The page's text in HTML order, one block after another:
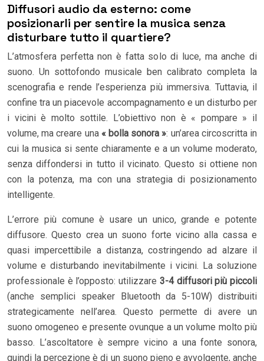
Diffusori audio da esterno: come
posizionarli per sentire la musica senza
disturbare tutto il quartiere?
L’atmosfera perfetta non è fatta solo di luce, ma anche di
suono. Un sottofondo musicale ben calibrato completa la
scenografia e rende l’esperienza più immersiva. Tuttavia, il
confine tra un piacevole accompagnamento e un disturbo per
i vicini è molto sottile. L’obiettivo non è « pompare » il
volume, ma creare una « bolla sonora »: un’area circoscritta in
cui la musica si sente chiaramente e a un volume moderato,
senza diffondersi in tutto il vicinato. Questo si ottiene non
con la potenza, ma con una strategia di posizionamento
intelligente.
L’errore più comune è usare un unico, grande e potente
diffusore. Questo crea un suono forte vicino alla cassa e
quasi impercettibile a distanza, costringendo ad alzare il
volume e disturbando inevitabilmente i vicini. La soluzione
professionale è l’opposto: utilizzare 3-4 diffusori più piccoli
(anche semplici speaker Bluetooth da 5-10W) distribuiti
strategicamente nell’area. Questo permette di avere un
suono omogeneo e presente ovunque a un volume molto più
basso. L’ascoltatore è sempre vicino a una fonte sonora,
quindi la percezione è di un suono pieno e avvolgente, anche